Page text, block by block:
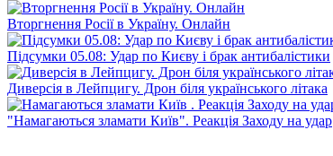
Вторгнення Росії в Україну. Онлайн
Підсумки 05.08: Удар по Києву і брак антибалістики
Диверсія в Лейпцигу. Дрон біля українського літака
"Намагаються зламати Київ". Реакція Заходу на удар